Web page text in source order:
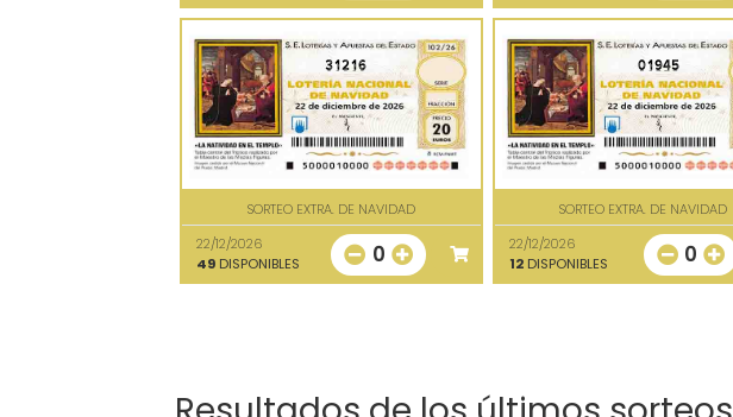
31216
SORTEO EXTRA. DE NAVIDAD
22/12/2026
49 DISPONIBLES 0
01945
SORTEO EXTRA. DE NAVIDAD
22/12/2026
12DISPONIBLES 0